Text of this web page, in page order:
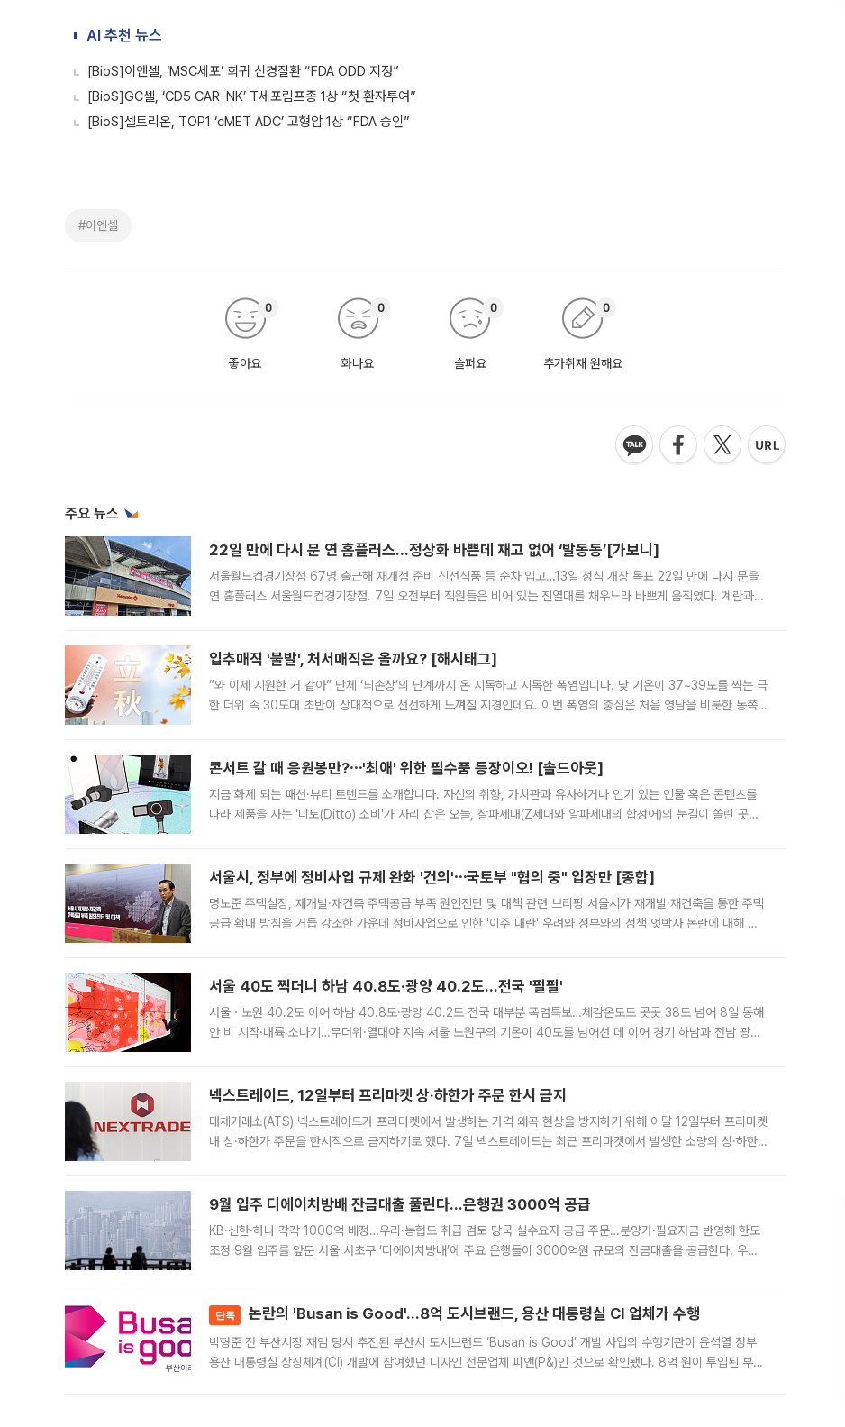
AI 추천 뉴스
[BioS]이엔셀, ‘MSC세포’ 희귀 신경질환 “FDA ODD 지정”
[BioS]GC셀, ‘CD5 CAR-NK’ T세포림프종 1상 “첫 환자투여”
[BioS]셀트리온, TOP1 ‘cMET ADC’ 고형암 1상 “FDA 승인”
#이엔셀
좋아요
0
화나요
0
슬퍼요
0
추가취재 원해요
0
주요 뉴스
22일 만에 다시 문 연 홈플러스…정상화 바쁜데 재고 없어 ‘발동동’[가보니]
서울월드컵경기장점 67명 출근해 재개점 준비 신선식품 등 순차 입고…13일 정식 개장 목표 22일 만에 다시 문을
연 홈플러스 서울월드컵경기장점. 7일 오전부터 직원들은 비어 있는 진열대를 채우느라 바쁘게 움직였다. 계란과
입추매직 '불발', 처서매직은 올까요? [해시태그]
“와 이제 시원한 거 같아” 단체 ‘뇌손상’의 단계까지 온 지독하고 지독한 폭염입니다. 낮 기온이 37~39도를 찍는 극
한 더위 속 30도대 초반이 상대적으로 선선하게 느껴질 지경인데요. 이번 폭염의 중심은 처음 영남을 비롯한 동쪽
콘서트 갈 때 응원봉만?⋯'최애' 위한 필수품 등장이오! [솔드아웃]
지금 화제 되는 패션·뷰티 트렌드를 소개합니다. 자신의 취향, 가치관과 유사하거나 인기 있는 인물 혹은 콘텐츠를
따라 제품을 사는 '디토(Ditto) 소비'가 자리 잡은 오늘, 잘파세대(Z세대와 알파세대의 합성어)의 눈길이 쏠린 곳은
서울시, 정부에 정비사업 규제 완화 '건의'⋯국토부 "협의 중" 입장만 [종합]
명노준 주택실장, 재개발·재건축 주택공급 부족 원인진단 및 대책 관련 브리핑 서울시가 재개발·재건축을 통한 주택
공급 확대 방침을 거듭 강조한 가운데 정비사업으로 인한 '이주 대란' 우려와 정부와의 정책 엇박자 논란에 대해 정
서울 40도 찍더니 하남 40.8도·광양 40.2도…전국 '펄펄'
서울ㆍ노원 40.2도 이어 하남 40.8도·광양 40.2도 전국 대부분 폭염특보…체감온도도 곳곳 38도 넘어 8일 동해
안 비 시작·내륙 소나기…무더위·열대야 지속 서울 노원구의 기온이 40도를 넘어선 데 이어 경기 하남과 전남 광양
넥스트레이드, 12일부터 프리마켓 상·하한가 주문 한시 금지
대체거래소(ATS) 넥스트레이드가 프리마켓에서 발생하는 가격 왜곡 현상을 방지하기 위해 이달 12일부터 프리마켓
내 상·하한가 주문을 한시적으로 금지하기로 했다. 7일 넥스트레이드는 최근 프리마켓에서 발생한 소량의 상·하한
9월 입주 디에이치방배 잔금대출 풀린다…은행권 3000억 공급
KB·신한·하나 각각 1000억 배정…우리·농협도 취급 검토 당국 실수요자 공급 주문…분양가·필요자금 반영해 한도
조정 9월 입주를 앞둔 서울 서초구 ‘디에이치방배’에 주요 은행들이 3000억원 규모의 잔금대출을 공급한다. 우리
단독 논란의 'Busan is Good'…8억 도시브랜드, 용산 대통령실 CI 업체가 수행
박형준 전 부산시장 재임 당시 추진된 부산시 도시브랜드 ‘Busan is Good’ 개발 사업의 수행기관이 윤석열 정부
용산 대통령실 상징체계(CI) 개발에 참여했던 디자인 전문업체 피앤(P&)인 것으로 확인됐다. 8억 원이 투입된 부산